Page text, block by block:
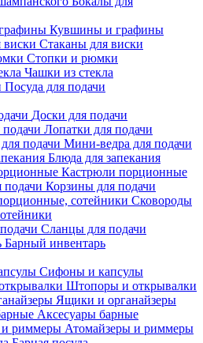
Кувшины и графины
Стаканы для виски
Стопки и рюмки
Чашки из стекла
Посуда для подачи
Доски для подачи
Лопатки для подачи
Мини-ведра для подачи
Блюда для запекания
Кастрюли порционные
Корзины для подачи
Сковороды
Сланцы для подачи
Барный инвентарь
Сифоны и капсулы
Штопоры и открывалки
Ящики и органайзеры
Аксесуары барные
Атомайзеры и риммеры